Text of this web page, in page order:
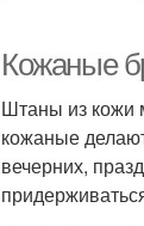
Кожаные
Штаны из кожи
кожаные
вечерних,